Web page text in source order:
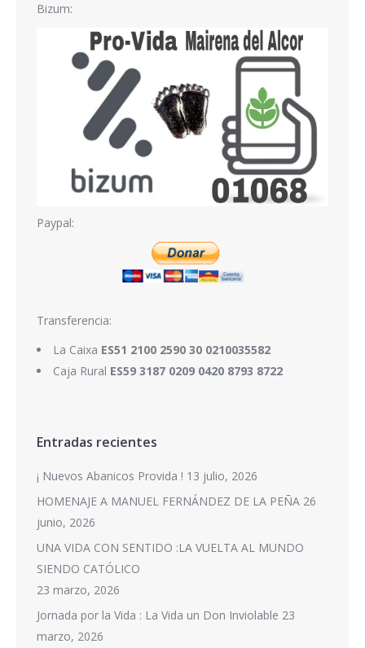
Bizum:
Paypal:
Transferencia:
La Caixa ES51 2100 2590 30 0210035582
Caja Rural ES59 3187 0209 0420 8793 8722
Entradas recientes
¡ Nuevos Abanicos Provida ! 13 julio, 2026
HOMENAJE A MANUEL FERNÁNDEZ DE LA PEÑA 26
junio, 2026
UNA VIDA CON SENTIDO :LA VUELTA AL MUNDO
SIENDO CATÓLICO
23 marzo, 2026
Jornada por la Vida : La Vida un Don Inviolable 23
marzo, 2026